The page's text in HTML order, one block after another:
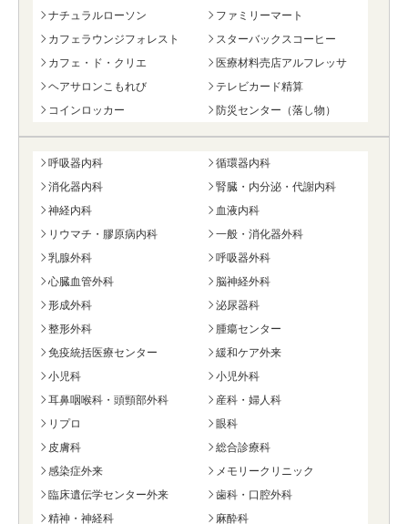
ナチュラルローソン
ファミリーマート
カフェラウンジフォレスト
スターバックスコーヒー
カフェ・ド・クリエ
医療材料売店アルフレッサ
ヘアサロンこもれび
テレビカード精算
コインロッカー
防災センター（落し物）
呼吸器内科
循環器内科
消化器内科
腎臓・内分泌・代謝内科
神経内科
血液内科
リウマチ・膠原病内科
一般・消化器外科
乳腺外科
呼吸器外科
心臓血管外科
脳神経外科
形成外科
泌尿器科
整形外科
腫瘍センター
免疫統括医療センター
緩和ケア外来
小児科
小児外科
耳鼻咽喉科・頭頸部外科
産科・婦人科
リプロ
眼科
皮膚科
総合診療科
感染症外来
メモリークリニック
臨床遺伝学センター外来
歯科・口腔外科
精神・神経科
麻酔科